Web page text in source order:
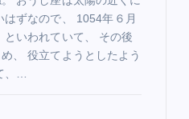
ずなので、 1054年６月
いわれていて、 その後
、 役立てようとしたよう
、…